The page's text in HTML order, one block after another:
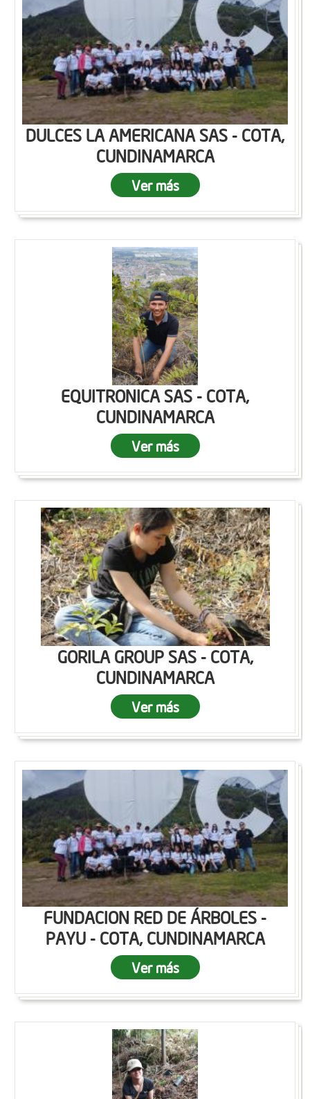
DULCES LA AMERICANA SAS - COTA,
CUNDINAMARCA
Ver más
EQUITRONICA SAS - COTA,
CUNDINAMARCA
Ver más
GORILA GROUP SAS - COTA,
CUNDINAMARCA
Ver más
FUNDACION RED DE ÁRBOLES -
PAYU - COTA, CUNDINAMARCA
Ver más